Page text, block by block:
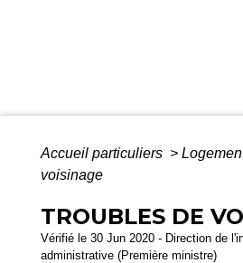
Accueil particuliers >
voisinage
TROUBLES DE
Vérifié le 30 Jun 2020 - Direction de
administrative (Première ministre)